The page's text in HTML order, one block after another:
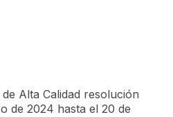
Alta Calidad resolución
de 2024 hasta el 20 de